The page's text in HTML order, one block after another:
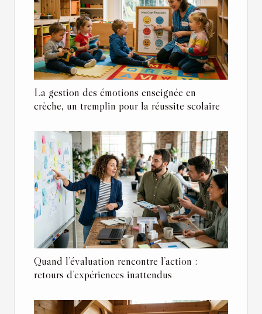
La gestion des émotions enseignée en
crèche, un tremplin pour la réussite scolaire
Quand l’évaluation rencontre l’action :
retours d’expériences inattendus